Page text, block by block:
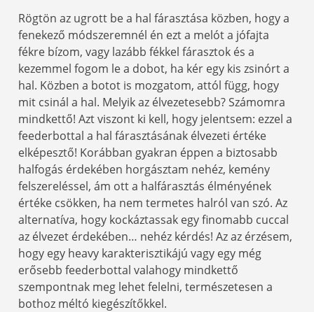
Rögtön az ugrott be a hal fárasztása közben, hogy a
fenekező módszeremnél én ezt a melót a jófajta
fékre bízom, vagy lazább fékkel fárasztok és a
kezemmel fogom le a dobot, ha kér egy kis zsinórt a
hal. Közben a botot is mozgatom, attól függ, hogy
mit csinál a hal. Melyik az élvezetesebb? Számomra
mindkettő! Azt viszont ki kell, hogy jelentsem: ezzel a
feederbottal a hal fárasztásának élvezeti értéke
elképesztő! Korábban gyakran éppen a biztosabb
halfogás érdekében horgásztam nehéz, kemény
felszereléssel, ám ott a halfárasztás élményének
értéke csökken, ha nem termetes halról van szó. Az
alternatíva, hogy kockáztassak egy finomabb cuccal
az élvezet érdekében… nehéz kérdés! Az az érzésem,
hogy egy heavy karakterisztikájú vagy egy még
erősebb feederbottal valahogy mindkettő
szempontnak meg lehet felelni, természetesen a
bothoz méltó kiegészítőkkel.